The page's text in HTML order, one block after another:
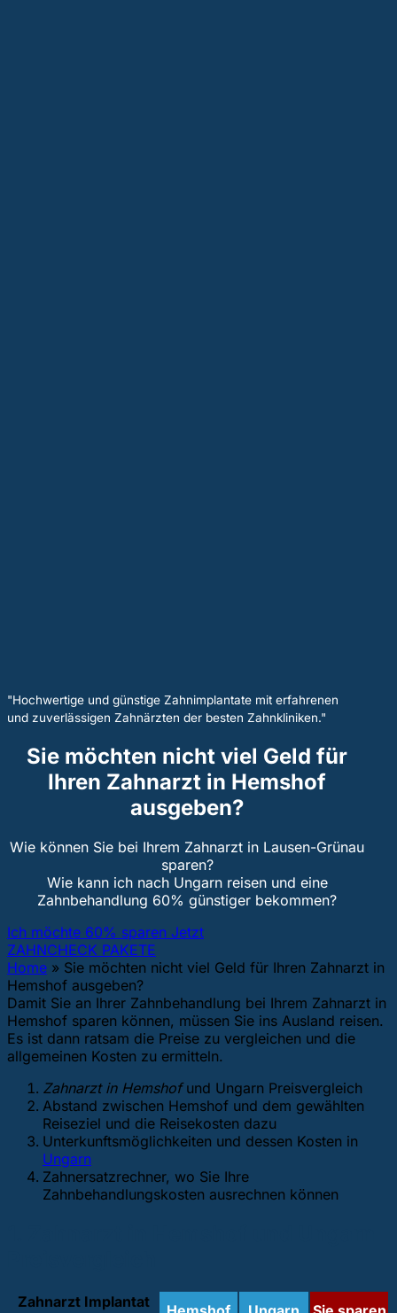
"Hochwertige und günstige Zahnimplantate mit erfahrenen
und zuverlässigen Zahnärzten der besten Zahnkliniken."
Sie möchten nicht viel Geld für
Ihren Zahnarzt in Hemshof
ausgeben?
Wie können Sie bei Ihrem Zahnarzt in Lausen-Grünau
sparen?
Wie kann ich nach Ungarn reisen und eine
Zahnbehandlung 60% günstiger bekommen?
Ich möchte 60% sparen Jetzt
ZAHNCHECK PAKETE
Home » Sie möchten nicht viel Geld für Ihren Zahnarzt in
Hemshof ausgeben?
Damit Sie an Ihrer Zahnbehandlung bei Ihrem Zahnarzt in
Hemshof sparen können, müssen Sie ins Ausland reisen.
Es ist dann ratsam die Preise zu vergleichen und die
allgemeinen Kosten zu ermitteln.
Zahnarzt in Hemshofund Ungarn Preisvergleich
Abstand zwischen Hemshof und dem gewählten
Reiseziel und die Reisekosten dazu
Unterkunftsmöglichkeiten und dessen Kosten in
Ungarn
Zahnersatzrechner, wo Sie Ihre
Zahnbehandlungskosten ausrechnen können
Zahnarzt Implantat